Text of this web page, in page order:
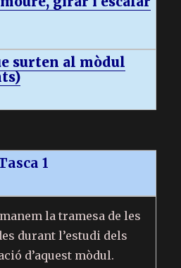
surten al mòdul
1
la tramesa de les
durant l’estudi dels
d’aquest mòdul.